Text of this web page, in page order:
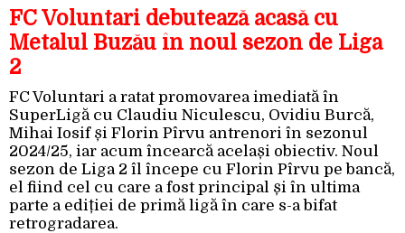
FC Voluntari debutează acasă cu
Metalul Buzău în noul sezon de Liga
2
FC Voluntari a ratat promovarea imediată în
SuperLigă cu Claudiu Niculescu, Ovidiu Burcă,
Mihai Iosif și Florin Pîrvu antrenori în sezonul
2024/25, iar acum încearcă același obiectiv. Noul
sezon de Liga 2 îl începe cu Florin Pîrvu pe bancă,
el fiind cel cu care a fost principal și în ultima
parte a ediției de primă ligă în care s-a bifat
retrogradarea.